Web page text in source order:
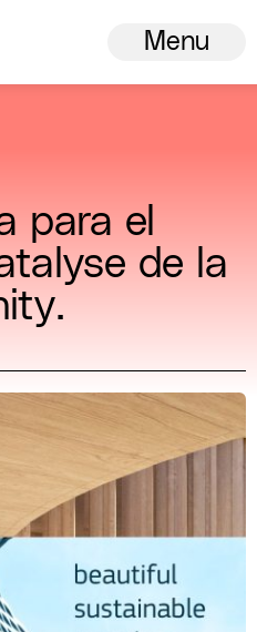
Menu
para el
de la